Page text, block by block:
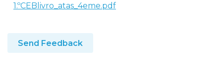
1.ºCEBlivro_atas_4eme.pdf
Send Feedback